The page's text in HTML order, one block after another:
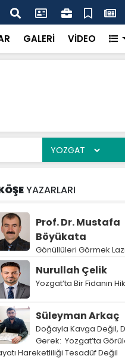
“Tek Çatı” mesajı
GALERİ VİDEO
YAZARLARI
Prof. Dr. Mustafa
Böyükata
Gönüllüleri Görmek
Nurullah Çelik
Yozgat’ta Bir Fidanın
Süleyman Arkaç
Doğayla Kavga Değil,
Gerek: Yozgat’ta
Hareketliliği Tesadüf Değil